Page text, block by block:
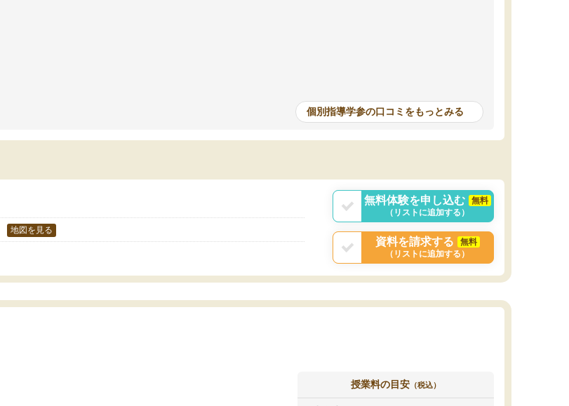
個別指導学参の口コミをもっとみる
地図を見る
無料体験を申し込む
無料
（リストに追加する）
資料を請求する
無料
（リストに追加する）
授業料の目安 （税込）